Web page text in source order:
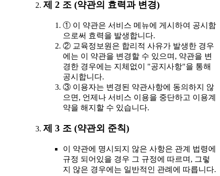
제 2 조 (약관의 효력과 변경)
① 이 약관은 서비스 메뉴에 게시하여 공시함
으로써 효력을 발생합니다.
② 교육정보원은 합리적 사유가 발생한 경우
에는 이 약관을 변경할 수 있으며, 약관을 변
경한 경우에는 지체없이 "공지사항"을 통해
공시합니다.
③ 이용자는 변경된 약관사항에 동의하지 않
으면, 언제나 서비스 이용을 중단하고 이용계
약을 해지할 수 있습니다.
제 3 조 (약관외 준칙)
이 약관에 명시되지 않은 사항은 관계 법령에
규정 되어있을 경우 그 규정에 따르며, 그렇
지 않은 경우에는 일반적인 관례에 따릅니다.